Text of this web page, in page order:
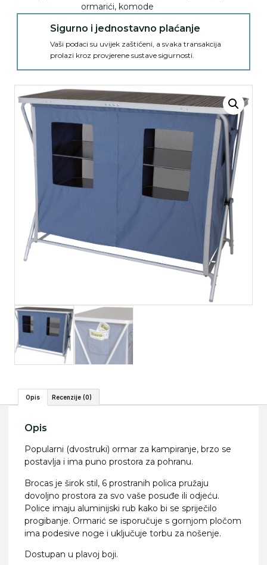
ormarići, komode
Sigurno i jednostavno plaćanje
Vaši podaci su uvijek zaštićeni, a svaka transakcija
prolazi kroz provjerene sustave sigurnosti.
Opis Recenzije (0)
Opis
Popularni (dvostruki) ormar za kampiranje, brzo se
postavlja i ima puno prostora za pohranu.
Brocas je širok stil, 6 prostranih polica pružaju
dovoljno prostora za svo vaše posuđe ili odjeću.
Police imaju aluminijski rub kako bi se spriječilo
progibanje. Ormarić se isporučuje s gornjom pločom
ima podesive noge i uključuje torbu za nošenje.
Dostupan u plavoj boji.